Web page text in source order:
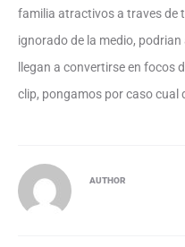
familia atractivos a traves de
ignorado de la medio,
llegan a convertirse en focos
clip, pongamos por caso cual
AUTHOR